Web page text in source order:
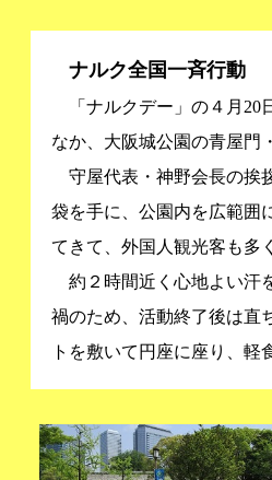
ナルク全国一斉行動春
「ナルクデー」の４月20
なか、大阪城公園の青屋門
守屋代表・神野会長の挨
袋を手に、公園内を広範囲
てきて、外国人観光客も多
約２時間近く心地よい汗
禍のため、活動終了後は直
トを敷いて円座に座り、